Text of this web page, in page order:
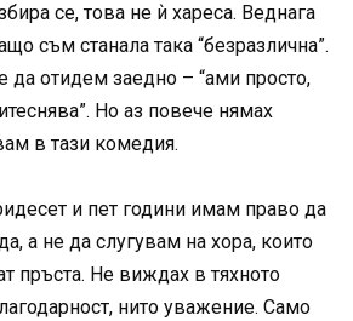
се, това не ѝ хареса. Веднага
съм станала така “безразлична”.
отидем заедно – “ами просто,
Но аз повече нямах
в тази комедия.
и пет години имам право да
а не да слугувам на хора, които
пръста. Не виждах в тяхното
нито уважение. Само